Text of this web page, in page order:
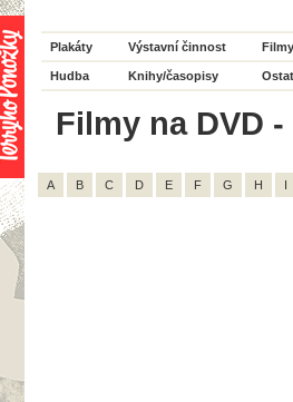
Plakáty Výstavní činnost
Hudba Knihy/časopisy
Filmy na DVD
A B C D E F G H I